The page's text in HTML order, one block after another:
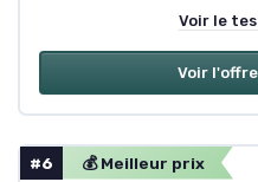
Voir le
Voir l'offre
#6 💰 Meilleur prix